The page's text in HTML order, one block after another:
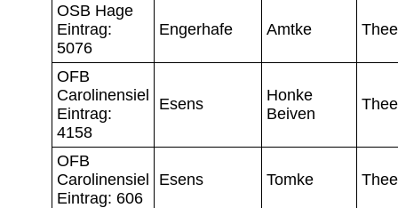
OSB Hage
Eintrag:
5076
Engerhafe Amtke
OFB
Carolinensiel
Eintrag:
4158
Esens
Honke
Beiven
OFB
Carolinensiel
Eintrag: 606
Esens Tomke